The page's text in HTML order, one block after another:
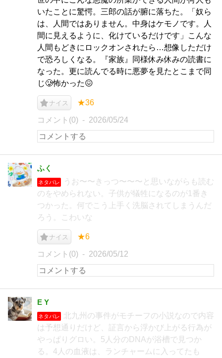
いたことに驚愕。三郎の話が腑に落ちた。「奴ら
は、人間ではありません。中身はケモノです。人
間に見えるように、化けているだけです」こんな
人間もどきにロックオンされたら…想像しただけ
で恐ろしくなる。『家族』同様休み休みの読書に
なった。更に読んでる時に悪夢を見たとこまで同
じ🥲怖かった😖
ナイス ★36
コメント(0) 2026/05/24
ふく
ネタバレ
うお〜〜きっつ〜〜〜と思いながらも読む
のをやめられない。子供が犠牲になるのが1番き
つかった。何でこう上手く洗脳されてしまうんだ
ろう。こわいな
ナイス ★6
コメント(0) 2026/05/12
E Y
ネタバレ
北九州の事件がモチーフの小説なので内容
は予想通りだけど、証言から浮かび上がる行為が
やっぱりグロい。5人分のDNAが浴槽で見つか
る。4人の血液は、ランチャームに入ってたも